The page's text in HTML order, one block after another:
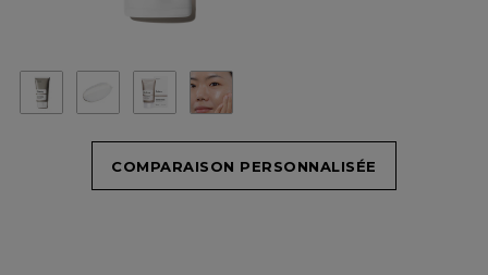
COMPARAISON PERSONNALISÉE